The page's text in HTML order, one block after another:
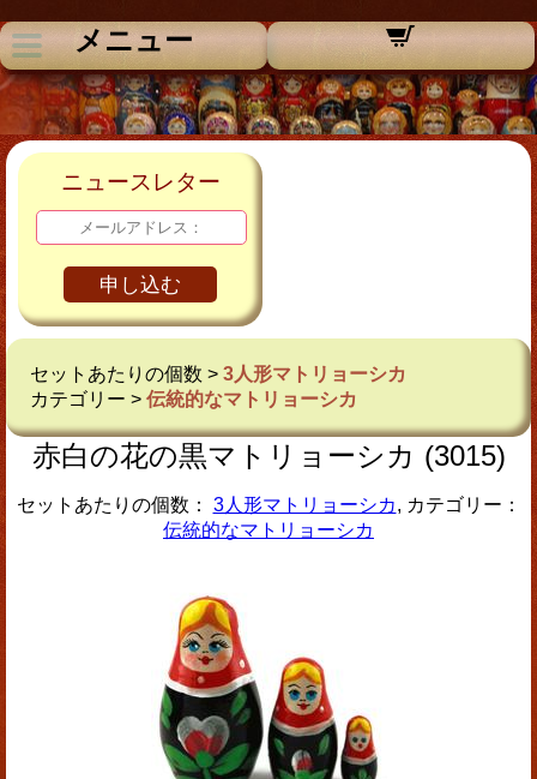
メニュー
ニュースレター
申し込む
セットあたりの個数 > 3人形マトリョーシカ
カテゴリー > 伝統的なマトリョーシカ
赤白の花の黒マトリョーシカ (3015)
セットあたりの個数： 3人形マトリョーシカ, カテゴリー：
伝統的なマトリョーシカ